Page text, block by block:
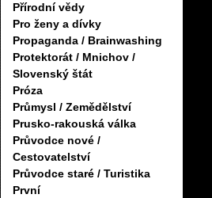
Přírodní vědy
Pro ženy a dívky
Propaganda / Brainwashing
Protektorát / Mnichov /
Slovenský štát
Próza
Průmysl / Zemědělství
Prusko-rakouská válka
Průvodce nové /
Cestovatelství
Průvodce staré / Turistika
První